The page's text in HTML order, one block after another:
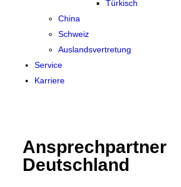
Türkisch
China
Schweiz
Auslandsvertretung
Service
Karriere
Ansprechpartner
Deutschland